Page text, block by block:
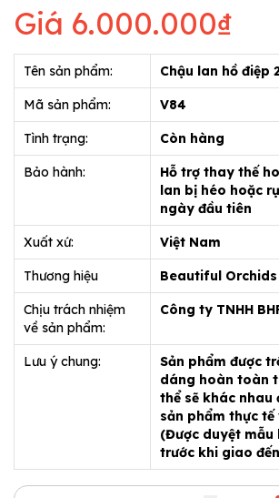
Giá 6.000.000₫
Tên sản phẩm: Chậu lan hồ điệp
Mã sản phẩm: V84
Tình trạng: Còn hàng
Bảo hành:
Hỗ trợ thay thế
lan bị héo hoặc
ngày đầu tiên
Xuất xứ: Việt Nam
Thương hiệu Beautiful Orchids
Chịu trách nhiệm
về sản phẩm:
Công ty TNHH
Lưu ý chung:
Sản phẩm được
dáng hoàn toàn
thể sẽ khác nhau
sản phẩm thực
(Được duyệt mẫu
trước khi giao